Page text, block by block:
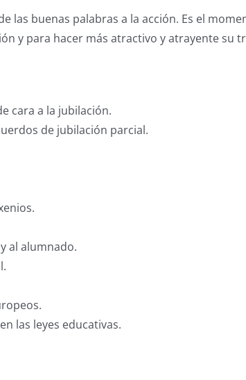
las buenas palabras a la acción. Es el
y para hacer más atractivo y atrayente su
cara a la jubilación.
de jubilación parcial.
al alumnado.
las leyes educativas.